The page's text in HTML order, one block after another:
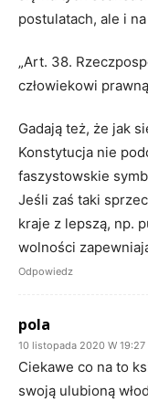
postulatach, ale i
„Art. 38.
człowiekowi
Gadają też, że jak
Konstytucja nie
faszystowskie
Jeśli zaś taki
kraje z lepszą, np.
wolności
Odpowiedz
pola
10 listopada 2020 W 19:27
Ciekawe co na to
swoją ulubioną